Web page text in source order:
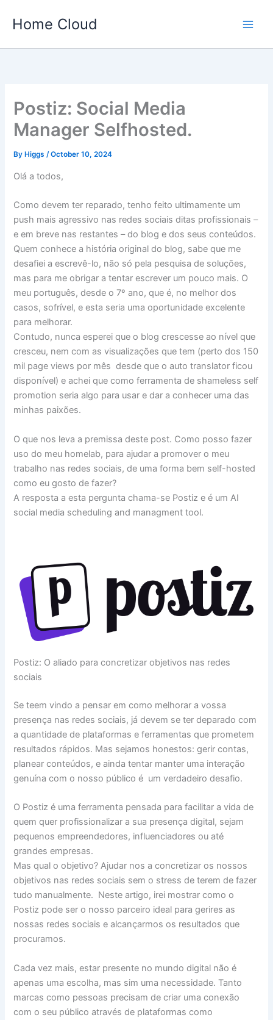
Home Cloud
Postiz: Social Media
Manager Selfhosted.
By Higgs/October 10, 2024
Olá a todos,
Como devem ter reparado, tenho feito ultimamente um
push mais agressivo nas redes sociais ditas profissionais –
e em breve nas restantes – do blog e dos seus conteúdos.
Quem conhece a história original do blog, sabe que me
desafiei a escrevê-lo, não só pela pesquisa de soluções,
mas para me obrigar a tentar escrever um pouco mais. O
meu português, desde o 7º ano, que é, no melhor dos
casos, sofrível, e esta seria uma oportunidade excelente
para melhorar.
Contudo, nunca esperei que o blog crescesse ao nível que
cresceu, nem com as visualizações que tem (perto dos 150
mil page views por mês desde que o auto translator ficou
disponível) e achei que como ferramenta de shameless self
promotion seria algo para usar e dar a conhecer uma das
minhas paixões.
O que nos leva a premissa deste post. Como posso fazer
uso do meu homelab, para ajudar a promover o meu
trabalho nas redes sociais, de uma forma bem self-hosted
como eu gosto de fazer?
A resposta a esta pergunta chama-se Postiz e é um AI
social media scheduling and managment tool.
Postiz: O aliado para concretizar objetivos nas redes
sociais
Se teem vindo a pensar em como melhorar a vossa
presença nas redes sociais, já devem se ter deparado com
a quantidade de plataformas e ferramentas que prometem
resultados rápidos. Mas sejamos honestos: gerir contas,
planear conteúdos, e ainda tentar manter uma interação
genuína com o nosso público é um verdadeiro desafio.
O Postiz é uma ferramenta pensada para facilitar a vida de
quem quer profissionalizar a sua presença digital, sejam
pequenos empreendedores, influenciadores ou até
grandes empresas.
Mas qual o objetivo? Ajudar nos a concretizar os nossos
objetivos nas redes sociais sem o stress de terem de fazer
tudo manualmente. Neste artigo, irei mostrar como o
Postiz pode ser o nosso parceiro ideal para gerires as
nossas redes sociais e alcançarmos os resultados que
procuramos.
Cada vez mais, estar presente no mundo digital não é
apenas uma escolha, mas sim uma necessidade. Tanto
marcas como pessoas precisam de criar uma conexão
com o seu público através de plataformas como